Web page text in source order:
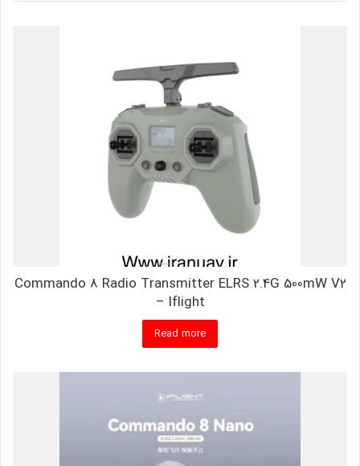
Commando 8 Radio Transmitter ELRS 2.4G 500mW V2
– Iflight
Read more